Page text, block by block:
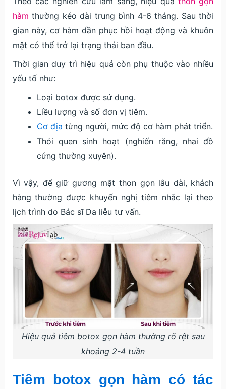
hàm thường kéo dài trung bình 4-6 tháng. Sau thời
gian này, cơ hàm dần phục hồi hoạt động và khuôn
mặt có thể trở lại trạng thái ban đầu.
Thời gian duy trì hiệu quả còn phụ thuộc vào nhiều
yếu tố như:
Loại botox được sử dụng.
Liều lượng và số đơn vị tiêm.
Cơ địa từng người, mức độ cơ hàm phát triển.
Thói quen sinh hoạt (nghiến răng, nhai đồ
cứng thường xuyên).
Vì vậy, để giữ gương mặt thon gọn lâu dài, khách
hàng thường được khuyến nghị tiêm nhắc lại theo
lịch trình do Bác sĩ Da liễu tư vấn.
Hiệu quả tiêm botox gọn hàm thường rõ rệt sau
khoảng 2-4 tuần
Tiêm botox gọn hàm có tác